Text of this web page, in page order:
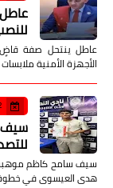
عاطل ينتحل صفة
الأجهزة الأمنية
سيف
سيف سامح كاظم موهبة
هدى العيسوى في خطوة